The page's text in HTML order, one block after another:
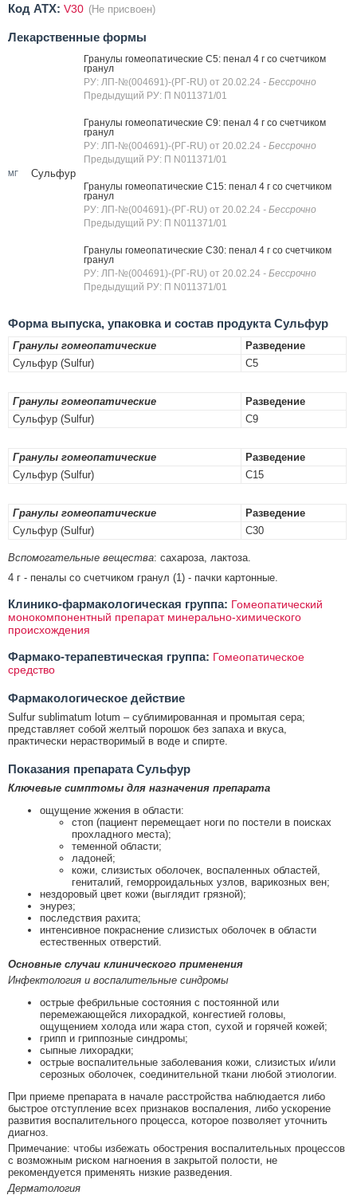
Код ATX: V30 (Не присвоен)
Лекарственные формы
МГ Сульфур
Гранулы гомеопатические C5: пенал 4 г со счетчиком
гранул
РУ: ЛП-№(004691)-(РГ-RU) от 20.02.24 - Бессрочно
Предыдущий РУ: П N011371/01
Гранулы гомеопатические C9: пенал 4 г со счетчиком
гранул
РУ: ЛП-№(004691)-(РГ-RU) от 20.02.24 - Бессрочно
Предыдущий РУ: П N011371/01
Гранулы гомеопатические C15: пенал 4 г со счетчиком
гранул
РУ: ЛП-№(004691)-(РГ-RU) от 20.02.24 - Бессрочно
Предыдущий РУ: П N011371/01
Гранулы гомеопатические C30: пенал 4 г со счетчиком
гранул
РУ: ЛП-№(004691)-(РГ-RU) от 20.02.24 - Бессрочно
Предыдущий РУ: П N011371/01
Форма выпуска, упаковка и состав продукта Сульфур
Гранулы гомеопатические
Разведение
Сульфур (Sulfur)
C5
Гранулы гомеопатические
Разведение
Сульфур (Sulfur)
C9
Гранулы гомеопатические
Разведение
Сульфур (Sulfur)
C15
Гранулы гомеопатические
Разведение
Сульфур (Sulfur)
C30
Вспомогательные вещества: сахароза, лактоза.
4 г - пеналы со счетчиком гранул (1) - пачки картонные.
Клинико-фармакологическая группа: Гомеопатический
монокомпонентный препарат минерально-химического
происхождения
Фармако-терапевтическая группа: Гомеопатическое
средство
Фармакологическое действие
Sulfur sublimatum lotum – сублимированная и промытая сера;
представляет собой желтый порошок без запаха и вкуса,
практически нерастворимый в воде и спирте.
Показания препарата Сульфур
Ключевые симптомы для назначения препарата
ощущение жжения в области:
стоп (пациент перемещает ноги по постели в поисках
прохладного места);
теменной области;
ладоней;
кожи, слизистых оболочек, воспаленных областей,
гениталий, геморроидальных узлов, варикозных вен;
нездоровый цвет кожи (выглядит грязной);
энурез;
последствия рахита;
интенсивное покраснение слизистых оболочек в области
естественных отверстий.
Основные случаи клинического применения
Инфектология и воспалительные синдромы
острые фебрильные состояния с постоянной или
перемежающейся лихорадкой, конгестией головы,
ощущением холода или жара стоп, сухой и горячей кожей;
грипп и гриппозные синдромы;
сыпные лихорадки;
острые воспалительные заболевания кожи, слизистых и/или
серозных оболочек, соединительной ткани любой этиологии.
При приеме препарата в начале расстройства наблюдается либо
быстрое отступление всех признаков воспаления, либо ускорение
развития воспалительного процесса, которое позволяет уточнить
диагноз.
Примечание: чтобы избежать обострения воспалительных процессов
с возможным риском нагноения в закрытой полости, не
рекомендуется применять низкие разведения.
Дерматология